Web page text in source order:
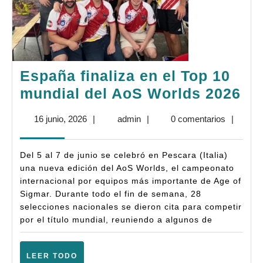
España finaliza en el Top 10
mundial del AoS Worlds 2026
10
16 junio, 202616| adminadmin
| 0 comentarios |
Del 5 al 7 de junio se celebró en Pescara (Italia)
una nueva edición del AoS Worlds, el campeonato
internacional por equipos más importante de Age of
Sigmar. Durante todo el fin de semana, 28
selecciones nacionales se dieron cita para competir
por el título mundial, reuniendo a algunos de
LEER TODO